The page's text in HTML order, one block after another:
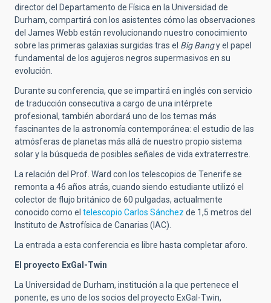
director del Departamento de Física en la Universidad de
Durham, compartirá con los asistentes cómo las observaciones
del James Webb están revolucionando nuestro conocimiento
sobre las primeras galaxias surgidas tras el Big Bangy el papel
fundamental de los agujeros negros supermasivos en su
evolución.
Durante su conferencia, que se impartirá en inglés con servicio
de traducción consecutiva a cargo de una intérprete
profesional, también abordará uno de los temas más
fascinantes de la astronomía contemporánea: el estudio de las
atmósferas de planetas más allá de nuestro propio sistema
solary la búsqueda de posibles señales de vida extraterrestre.
La relación del Prof. Ward con los telescopios de Tenerife se
remonta a 46 años atrás, cuando siendo estudiante utilizó el
colector de flujo británico de 60 pulgadas, actualmente
conocido como el telescopio Carlos Sánchez de 1,5 metros del
Instituto de Astrofísica de Canarias (IAC).
La entrada a esta conferencia es libre hasta completar aforo.
El proyecto ExGal-Twin
La Universidad de Durham, institución a la que pertenece el
ponente, es uno de los socios del proyecto ExGal-Twin,